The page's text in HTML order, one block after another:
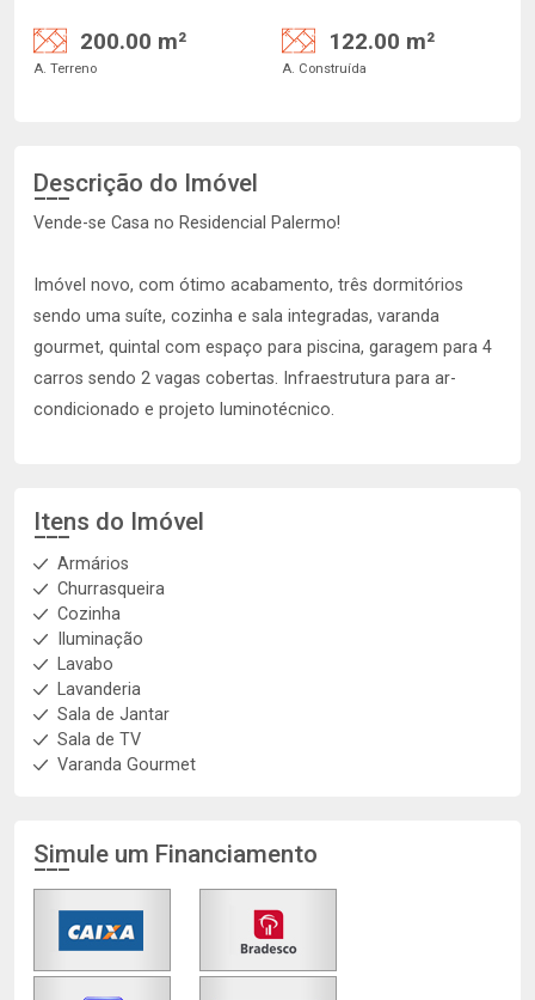
200.00 m²
A. Terreno
122.00 m²
A. Construída
Descrição do Imóvel
Vende-se Casa no Residencial Palermo!
Imóvel novo, com ótimo acabamento, três dormitórios
sendo uma suíte, cozinha e sala integradas, varanda
gourmet, quintal com espaço para piscina, garagem para 4
carros sendo 2 vagas cobertas. Infraestrutura para ar-
condicionado e projeto luminotécnico.
Itens do Imóvel
Armários
Churrasqueira
Cozinha
Iluminação
Lavabo
Lavanderia
Sala de Jantar
Sala de TV
Varanda Gourmet
Simule um Financiamento